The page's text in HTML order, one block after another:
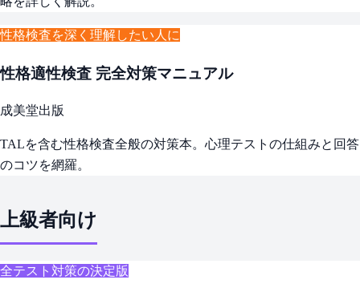
性格検査を深く理解したい人に
性格適性検査 完全対策マニュアル
成美堂出版
TALを含む性格検査全般の対策本。心理テストの仕組みと回答
のコツを網羅。
上級者向け
全テスト対策の決定版